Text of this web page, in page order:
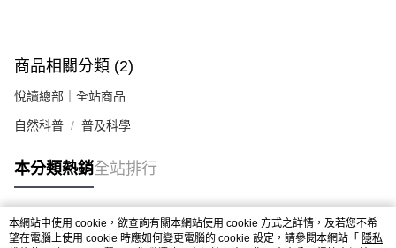
商品相關分類 (2)
悅讀總部｜全站商品
自然科普 普及科學
本分類熱銷全站排行
熱門標籤
本網站中使用 cookie，欲查詢有關本網站使用 cookie 方式之詳情，及若您不希
望在電腦上使用 cookie 時應如何變更電腦的 cookie 設定，請參閱本網站「 隱私